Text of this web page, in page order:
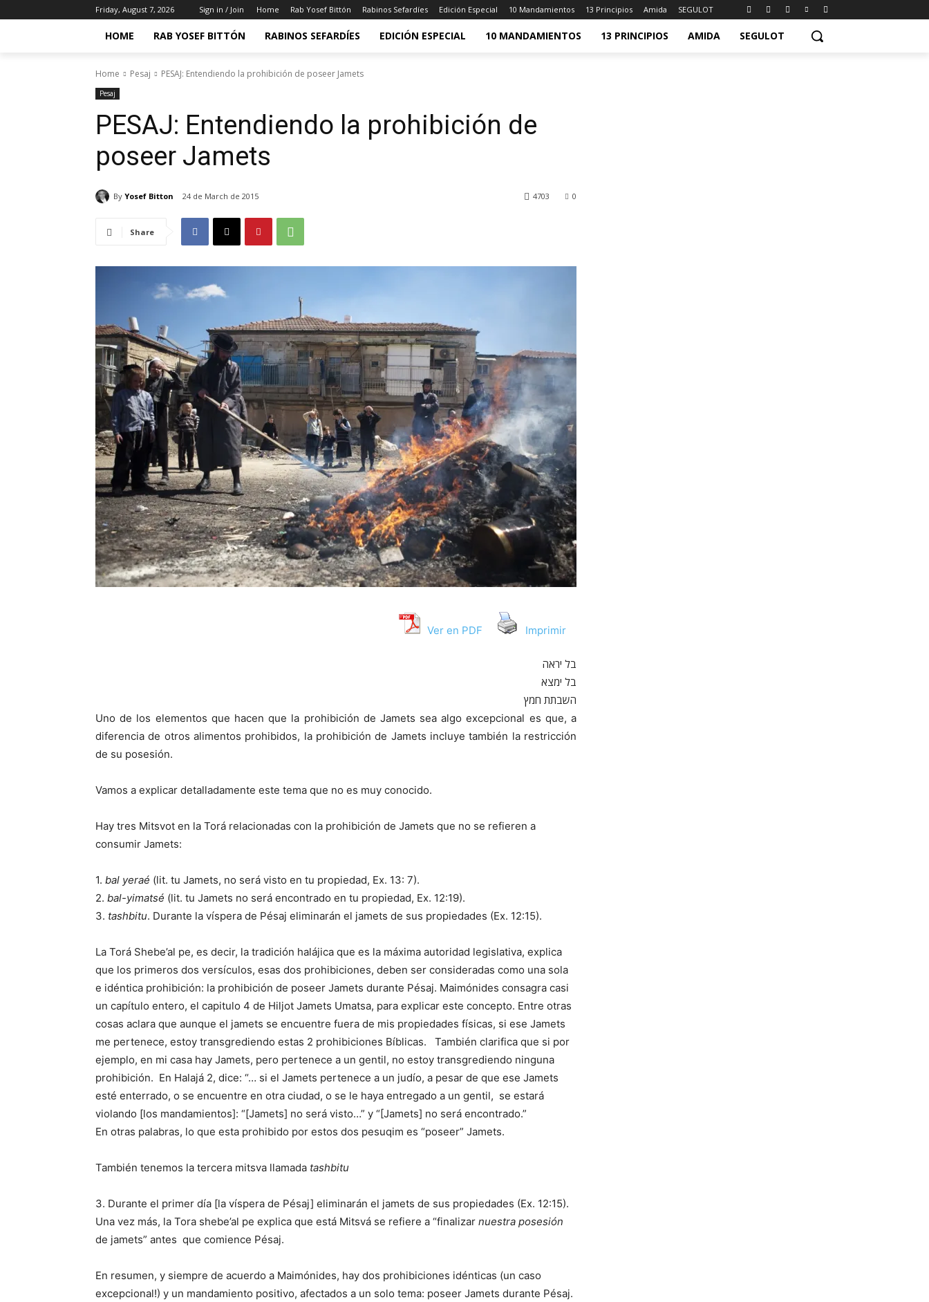
Friday, August 7, 2026 Sign in / Join Home Rab Yosef Bittón Rabinos Sefardíes Edición Especial 10 Mandamientos 13 Principios Amida SEGULOT
HOME RAB YOSEF BITTÓN RABINOS SEFARDÍES EDICIÓN ESPECIAL 10 MANDAMIENTOS 13 PRINCIPIOS AMIDA SEGULOT
Home Pesaj PESAJ: Entendiendo la prohibición de poseer Jamets
Pesaj
PESAJ: Entendiendo la prohibición de
poseer Jamets
By Yosef Bitton 24 de March de 2015 0
4703
Share
Ver en PDF Imprimir
בל יראה
בל ימצא
השבתת חמץ
Uno de los elementos que hacen que la prohibición de Jamets sea algo excepcional es que, a
diferencia de otros alimentos prohibidos, la prohibición de Jamets incluye también la restricción
de su posesión.
Vamos a explicar detalladamente este tema que no es muy conocido.
Hay tres Mitsvot en la Torá relacionadas con la prohibición de Jamets que no se refieren a
consumir Jamets:
1. bal yeraé (lit. tu Jamets, no será visto en tu propiedad, Ex. 13: 7).
2. bal-yimatsé (lit. tu Jamets no será encontrado en tu propiedad, Ex. 12:19).
3. tashbitu. Durante la víspera de Pésaj eliminarán el jamets de sus propiedades (Ex. 12:15).
La Torá Shebe’al pe, es decir, la tradición halájica que es la máxima autoridad legislativa, explica
que los primeros dos versículos, esas dos prohibiciones, deben ser consideradas como una sola
e idéntica prohibición: la prohibición de poseer Jamets durante Pésaj. Maimónides consagra casi
un capítulo entero, el capitulo 4 de Hiljot Jamets Umatsa, para explicar este concepto. Entre otras
cosas aclara que aunque el jamets se encuentre fuera de mis propiedades físicas, si ese Jamets
me pertenece, estoy transgrediendo estas 2 prohibiciones Bíblicas. También clarifica que si por
ejemplo, en mi casa hay Jamets, pero pertenece a un gentil, no estoy transgrediendo ninguna
prohibición. En Halajá 2, dice: “… si el Jamets pertenece a un judío, a pesar de que ese Jamets
esté enterrado, o se encuentre en otra ciudad, o se le haya entregado a un gentil, se estará
violando [los mandamientos]: “[Jamets] no será visto…” y “[Jamets] no será encontrado.”
En otras palabras, lo que esta prohibido por estos dos pesuqim es “poseer” Jamets.
También tenemos la tercera mitsva llamada tashbitu
3. Durante el primer día [la víspera de Pésaj] eliminarán el jamets de sus propiedades (Ex. 12:15).
Una vez más, la Tora shebe’al pe explica que está Mitsvá se refiere a “finalizar nuestra posesión
de jamets” antes que comience Pésaj.
En resumen, y siempre de acuerdo a Maimónides, hay dos prohibiciones idénticas (un caso
excepcional!) y un mandamiento positivo, afectados a un solo tema: poseer Jamets durante Pésaj.